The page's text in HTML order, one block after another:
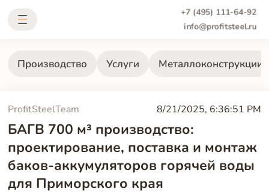
+7 (495) 111-64-92
info@profitsteel.ru
Производство Услуги Металлоконструкции
ProfitSteelTeam 8/21/2025, 6:36:51 PM
БАГВ 700 м³ производство:
проектирование, поставка и монтаж
баков-аккумуляторов горячей воды
для Приморского края